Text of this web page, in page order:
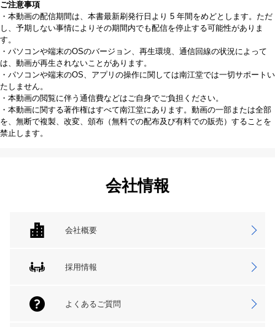
ご注意事項
・本動画の配信期間は、本書最新刷発行日より 5 年間をめどとします。ただ
し、予期しない事情によりその期間内でも配信を停止する可能性がありま
す。
・パソコンや端末のOSのバージョン、再生環境、通信回線の状況によって
は、動画が再生されないことがあります。
・パソコンや端末のOS、アプリの操作に関しては南江堂では一切サポートい
たしません。
・本動画の閲覧に伴う通信費などはご自身でご負担ください。
・本動画に関する著作権はすべて南江堂にあります。動画の一部または全部
を、無断で複製、改変、頒布（無料での配布及び有料での販売）することを
禁止します。
会社情報
会社概要
採用情報
よくあるご質問